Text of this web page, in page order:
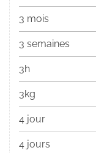
3 mois
3 semaines
3h
3kg
4 jour
4 jours